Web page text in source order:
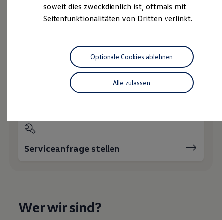
Driving Experience
Volkswagen entdecken
Lifestyle Shop
T-Roc Kollektion
Golf Kollektion
ID. Kollektion
Volkswagen Kollektion
R-Kollektion
Besitzer und Service
myVolkswagen
Software Updates
Pannen- und Unfallhilfe
Economy Service
Servicetermin buchen
Serviceanfrage stellen
Wer wir sind?
soweit dies zweckdienlich ist, oftmals mit
Seitenfunktionalitäten von Dritten verlinkt.
Alle zulassen
Optionale Cookies ablehnen